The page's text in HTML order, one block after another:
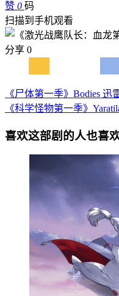
赞 0 码
扫描到手机观看
分享 0
《尸体第一季》Bodies 迅
《科学怪物第一季》
喜欢这部剧的人也喜欢